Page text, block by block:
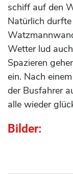
schiff auf den
Natürlich
Wetter lud
Spazieren
ein. Nach
der Busfahrer
alle wieder
Bilder: